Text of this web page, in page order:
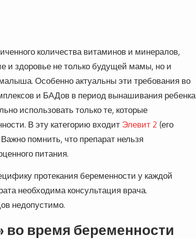
количества витаминов и минералов,
и здоровье не только будущей мамы, но и
Особенно актуальны эти требования во
и БАДов в период вынашивания ребенка
использовать только те, которые
В эту категорию входит Элевит 2 (его
помнить, что препарат нельзя
питания.
протекания беременности у каждой
необходима консультация врача.
недопустимо.
во время беременности